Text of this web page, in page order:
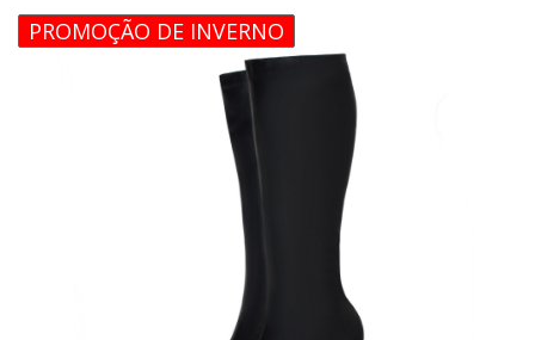
PROMOÇÃO DE INVERNO